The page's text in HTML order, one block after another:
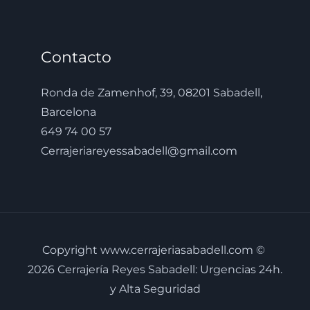
Contacto
Ronda de Zamenhof, 39, 08201 Sabadell,
Barcelona
649 74 00 57
Cerrajeriareyessabadell@gmail.com
Copyright www.cerrajeriasabadell.com ©
2026 Cerrajería Reyes Sabadell: Urgencias 24h.
y Alta Seguridad